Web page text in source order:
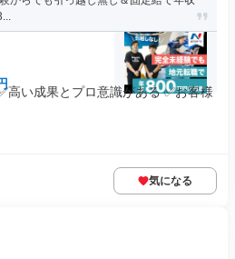
高い成果とプロ意識がある ✅お客様
気になる